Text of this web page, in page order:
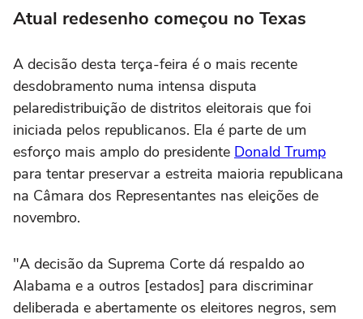
Atual redesenho começou no Texas
A decisão desta terça-feira é o mais recente
desdobramento numa intensa disputa
pelaredistribuição de distritos eleitorais que foi
iniciada pelos republicanos. Ela é parte de um
esforço mais amplo do presidente Donald Trump
para tentar preservar a estreita maioria republicana
na Câmara dos Representantes nas eleições de
novembro.
"A decisão da Suprema Corte dá respaldo ao
Alabama e a outros [estados] para discriminar
deliberada e abertamente os eleitores negros, sem